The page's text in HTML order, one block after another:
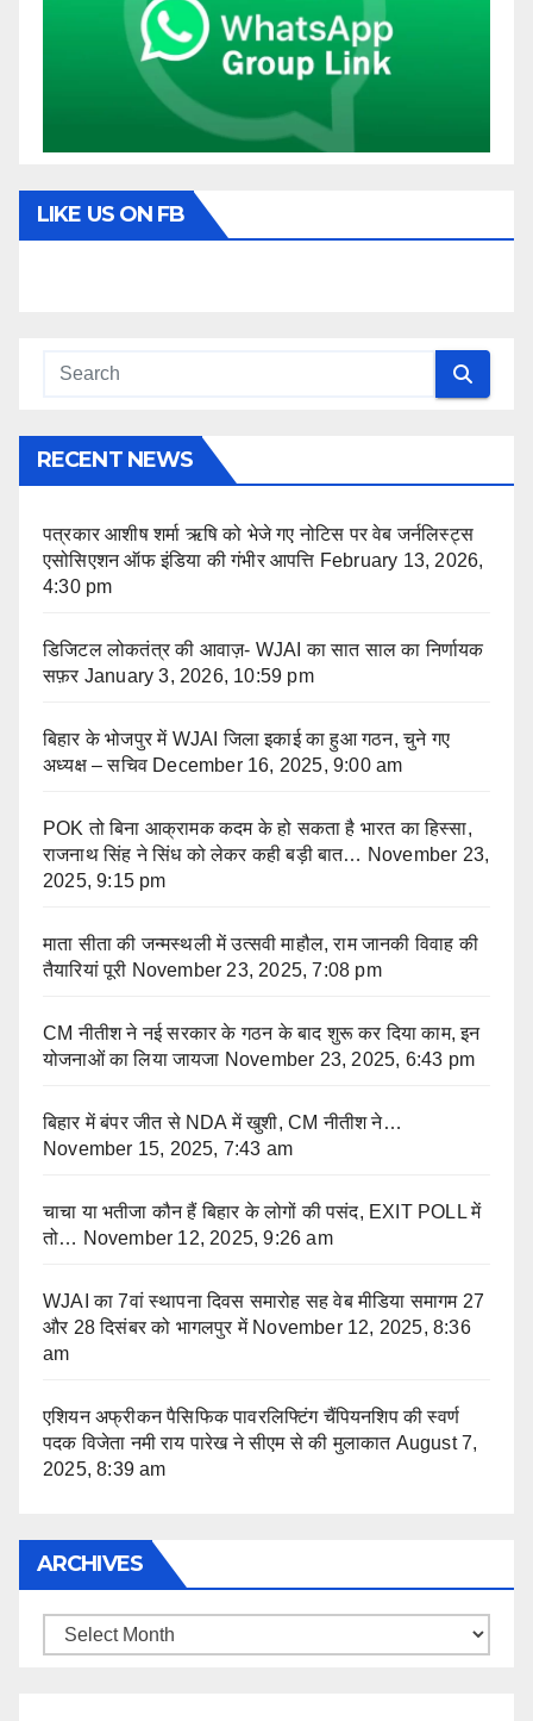
LIKE US ON FB
RECENT NEWS
पत्रकार आशीष शर्मा ऋषि को भेजे गए नोटिस पर वेब जर्नलिस्ट्स
एसोसिएशन ऑफ इंडिया की गंभीर आपत्ति February 13, 2026,
4:30 pm
डिजिटल लोकतंत्र की आवाज़- WJAI का सात साल का निर्णायक
सफ़र January 3, 2026, 10:59 pm
बिहार के भोजपुर में WJAI जिला इकाई का हुआ गठन, चुने गए
अध्यक्ष – सचिव December 16, 2025, 9:00 am
POK तो बिना आक्रामक कदम के हो सकता है भारत का हिस्सा,
राजनाथ सिंह ने सिंध को लेकर कही बड़ी बात… November 23,
2025, 9:15 pm
माता सीता की जन्मस्थली में उत्सवी माहौल, राम जानकी विवाह की
तैयारियां पूरी November 23, 2025, 7:08 pm
CM नीतीश ने नई सरकार के गठन के बाद शुरू कर दिया काम, इन
योजनाओं का लिया जायजा November 23, 2025, 6:43 pm
बिहार में बंपर जीत से NDA में खुशी, CM नीतीश ने…
November 15, 2025, 7:43 am
चाचा या भतीजा कौन हैं बिहार के लोगों की पसंद, EXIT POLL में
तो… November 12, 2025, 9:26 am
WJAI का 7वां स्थापना दिवस समारोह सह वेब मीडिया समागम 27
और 28 दिसंबर को भागलपुर में November 12, 2025, 8:36
am
एशियन अफ्रीकन पैसिफिक पावरलिफ्टिंग चैंपियनशिप की स्वर्ण
पदक विजेता नमी राय पारेख ने सीएम से की मुलाकात August 7,
2025, 8:39 am
ARCHIVES
Archives